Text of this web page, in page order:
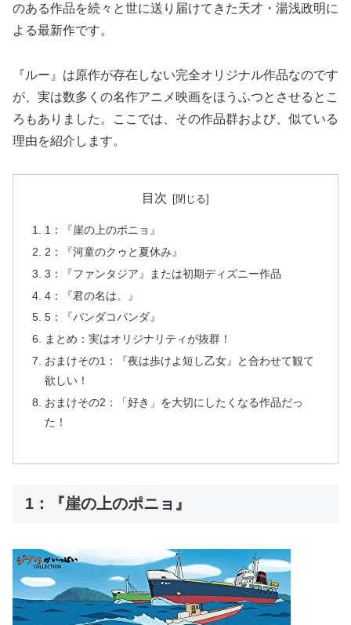
のある作品を続々と世に送り届けてきた天才・湯浅政明に
よる最新作です。
『ルー』は原作が存在しない完全オリジナル作品なのです
が、実は数多くの名作アニメ映画をほうふつとさせるとこ
ろもありました。ここでは、その作品群および、似ている
理由を紹介します。
目次
1：『崖の上のポニョ』
2：『河童のクゥと夏休み』
3：『ファンタジア』または初期ディズニー作品
4：『君の名は。』
5：『パンダコパンダ』
まとめ：実はオリジナリティが抜群！
おまけその1：『夜は歩けよ短し乙女』と合わせて観て
欲しい！
おまけその2：「好き」を大切にしたくなる作品だっ
た！
1：『崖の上のポニョ』